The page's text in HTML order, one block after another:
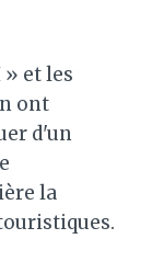
et les
ont
d'un
la